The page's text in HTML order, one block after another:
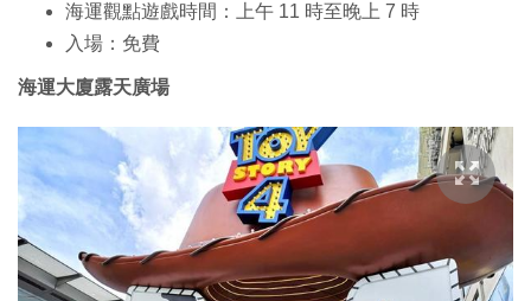
海運觀點遊戲時間：上午 11 時至晚上 7 時
入場：免費
海運大廈露天廣場